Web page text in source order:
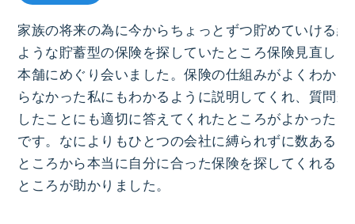
家族の将来の為に今からちょっとずつ貯めていける
ような貯蓄型の保険を探していたところ保険見直し
本舗にめぐり会いました。保険の仕組みがよくわか
らなかった私にもわかるように説明してくれ、質問
したことにも適切に答えてくれたところがよかった
です。なによりもひとつの会社に縛られずに数ある
ところから本当に自分に合った保険を探してくれる
ところが助かりました。
結
来